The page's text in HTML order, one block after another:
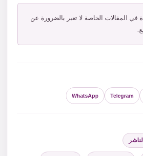
في المقالات الخاصة لا تعبر بالضرورة عن
Telegram
WhatsApp